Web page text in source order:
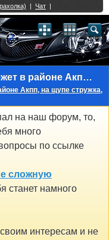
Появился металический скрежет в районе Акпп, на щупе стружка, че делать ?
Акпп, на щупе стружка,
на наш форум, то,
много
по ссылке
сложную
станет намного
интересам и не
byvBSSO
18 21 22 23 24 25 26
38 39 40 41 42 43